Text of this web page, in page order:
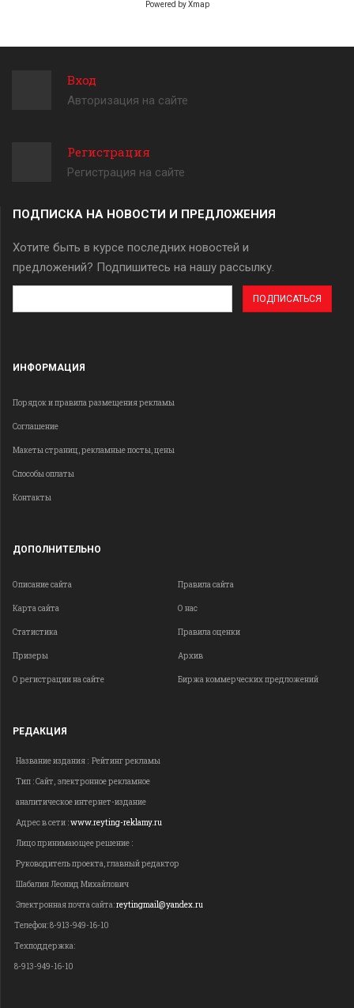
Powered byXmap
Вход
Авторизация на сайте
Регистрация
Регистрация на сайте
ПОДПИСКА НА НОВОСТИ И ПРЕДЛОЖЕНИЯ
Хотите быть в курсе последних новостей и
предложений? Подпишитесь на нашу рассылку.
эл.
ИНФОРМАЦИЯ
Порядок и правила размещения рекламы
Соглашение
Макеты страниц, рекламные посты, цены
Способы оплаты
Контакты
ДОПОЛНИТЕЛЬНО
Описание сайта Правила сайта
Карта сайта О нас
Статистика Правила оценки
Призеры Архив
О регистрации на сайте Биржа коммерческих предложений
РЕДАКЦИЯ
Название издания : Рейтинг рекламы
Тип : Сайт, электронное рекламное
аналитическое интернет-издание
Адрес в сети :www.reyting-reklamy.ru
Лицо принимающее решение :
Руководитель проекта, главный редактор
Шабалин Леонид Михайлович
Электронная почта сайта:reytingmail@yandex.ru
Телефон: 8-913-949-16-10
Техподдержка:
8-913-949-16-10